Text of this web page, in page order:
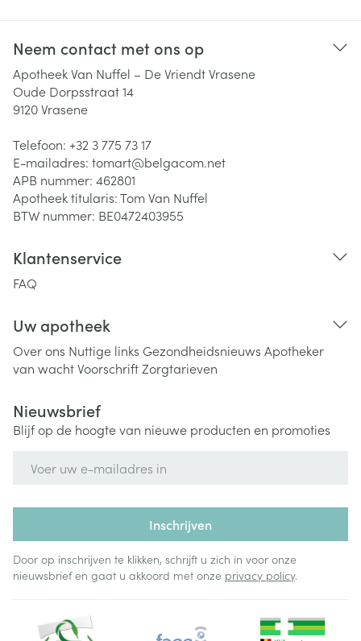
Neem contact met ons op
Apotheek Van Nuffel – De Vriendt Vrasene
Oude Dorpsstraat 14
9120Vrasene
Telefoon: +32 3 775 73 17
E-mailadres: tomart@belgacom.net
APB nummer: 462801
Apotheek titularis:Tom Van Nuffel
BTW nummer: BE0472403955
Klantenservice
FAQ
Uw apotheek
Over ons Nuttige links Gezondheidsnieuws Apotheker
van wachtVoorschriftZorgtarieven
Nieuwsbrief
Blijf op de hoogte van nieuwe producten en promoties
Inschrijven
Door op inschrijven te klikken, schrijft u zich in voor onze
nieuwsbrief en gaat u akkoord met onze privacy policy.